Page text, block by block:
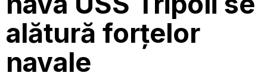
alătură forțelor
navale